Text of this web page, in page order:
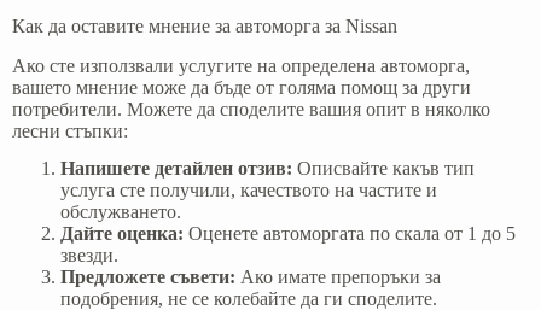
Как да оставите мнение за автоморга за Nissan
Ако сте използвали услугите на определена автоморга,
вашето мнение може да бъде от голяма помощ за други
потребители. Можете да споделите вашия опит в няколко
лесни стъпки:
Напишете детайлен отзив: Описвайте какъв тип
услуга сте получили, качеството на частите и
обслужването.
Дайте оценка: Оценете автоморгата по скала от 1 до 5
звезди.
Предложете съвети: Ако имате препоръки за
подобрения, не се колебайте да ги споделите.